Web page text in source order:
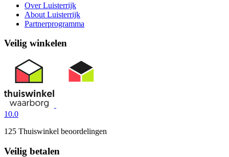
Over Luisterrijk
About Luisterrijk
Partnerprogramma
Veilig winkelen
10.0
125 Thuiswinkel beoordelingen
Veilig betalen